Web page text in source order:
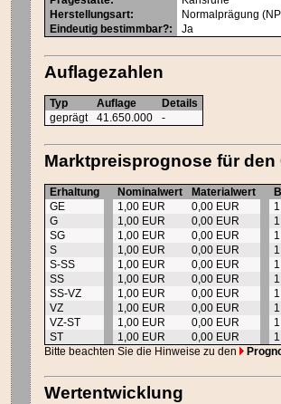
Herstellungsart:
Normalprägung
Eindeutig bestimmbar?: Ja
Auflagezahlen
Typ Auflage
Details
geprägt
41.650.000 -
Marktpreisprognose für den
Erhaltung Nominalwert Materialwert
GE
1,00 EUR 0,00 EUR
G
1,00 EUR 0,00 EUR
SG
1,00 EUR 0,00 EUR
S
1,00 EUR 0,00 EUR
S-SS
1,00 EUR 0,00 EUR
SS
1,00 EUR 0,00 EUR
SS-VZ
1,00 EUR 0,00 EUR
VZ
1,00 EUR 0,00 EUR
VZ-ST
1,00 EUR 0,00 EUR
ST
1,00 EUR 0,00 EUR
Bitte beachten Sie die Hinweise zu den
Wertentwicklung